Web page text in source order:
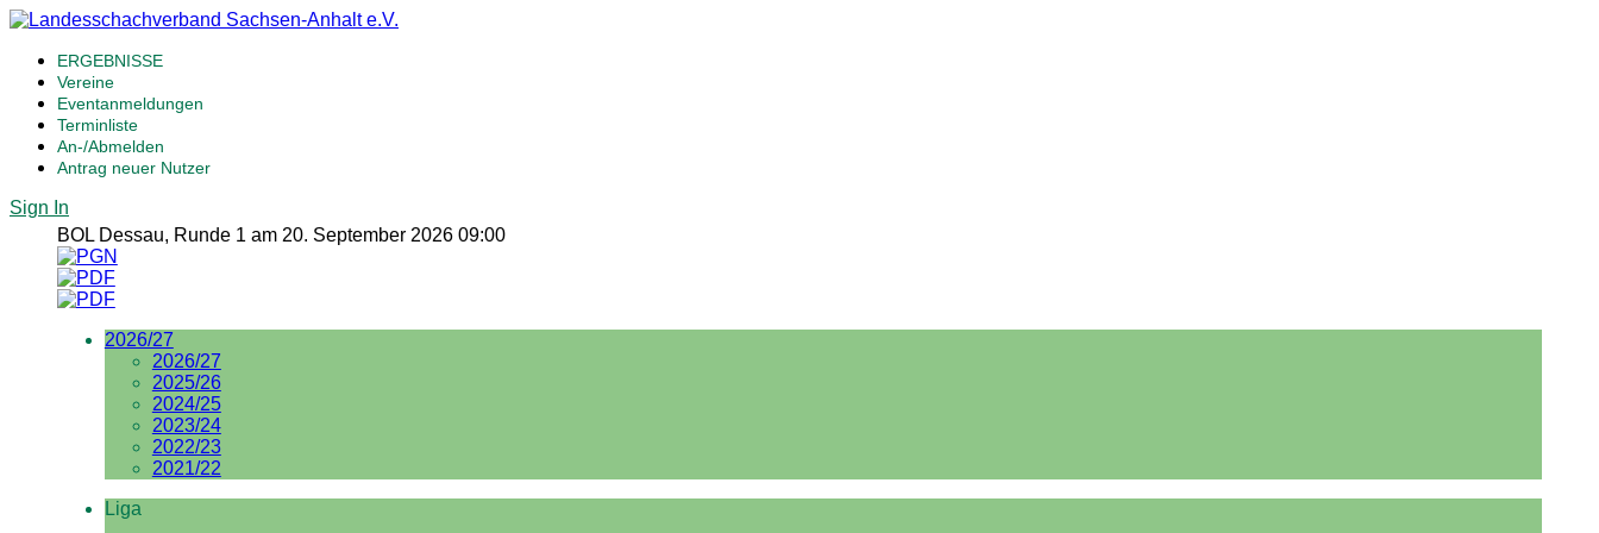
ERGEBNISSE
Vereine
Eventanmeldungen
Terminliste
An-/Abmelden
Antrag neuer Nutzer
Sign In
BOL Dessau, Runde 1 am 20. September 2026 09:00
2026/27
2026/27
2025/26
2024/25
2023/24
2022/23
2021/22
Liga